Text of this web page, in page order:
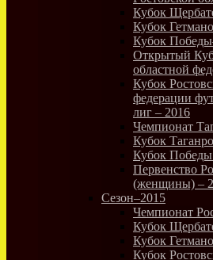
Кубок
Кубок
Кубок
Открытый
областной
Кубок
федерации
лиг – 2016
Чемпионат
Кубок
Кубок Победы
Первенство
(женщины) –
Сезон–2015
Чемпионат
Кубок
Кубок
Кубок